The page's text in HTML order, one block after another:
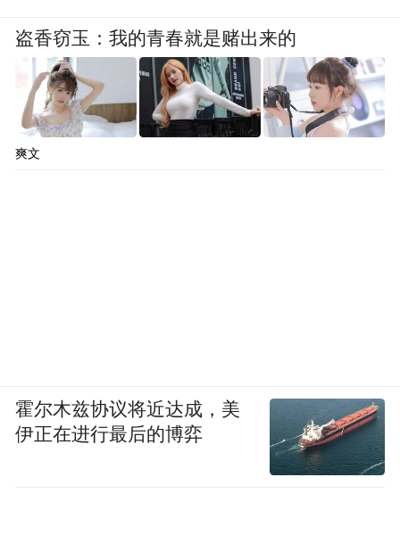
盗香窃玉：我的青春就是赌出来的
爽文
霍尔木兹协议将近达成，美
伊正在进行最后的博弈